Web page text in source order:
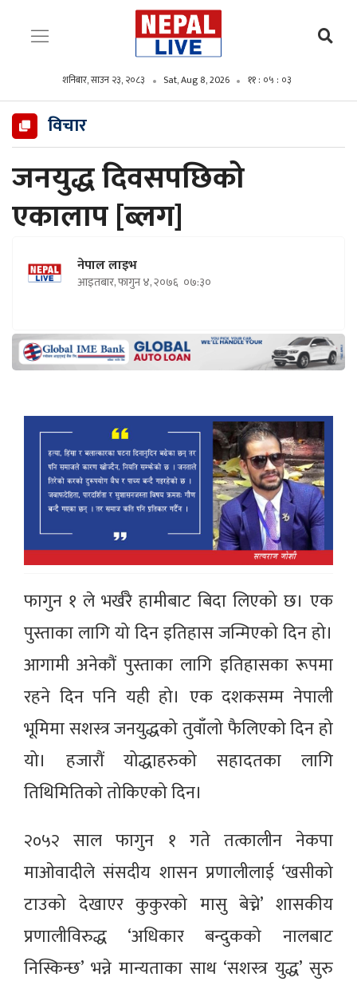
शनिबार, साउन २३, २०८३ Sat, Aug 8, 2026 ११ : ०५ : ०५
विचार
जनयुद्ध दिवसपछिको
एकालाप [ब्लग]
नेपाल लाइभ
आइतबार, फागुन ४, २०७६ ०७:३०
फागुन १ ले भर्खरै हामीबाट बिदा लिएको छ। एक
पुस्ताका लागि यो दिन इतिहास जन्मिएको दिन हो।
आगामी अनेकौं पुस्ताका लागि इतिहासका रूपमा
रहने दिन पनि यही हो। एक दशकसम्म नेपाली
भूमिमा सशस्त्र जनयुद्धको तुवाँलो फैलिएको दिन हो
यो। हजारौं योद्धाहरुको सहादतका लागि
तिथिमितिको तोकिएको दिन।
२०५२ साल फागुन १ गते तत्कालीन नेकपा
माओवादीले संसदीय शासन प्रणालीलाई ‘खसीको
टाउको देखाएर कुकुरको मासु बेच्ने’ शासकीय
प्रणालीविरुद्ध ‘अधिकार बन्दुकको नालबाट
निस्किन्छ’ भन्ने मान्यताका साथ ‘सशस्त्र युद्ध’ सुरु